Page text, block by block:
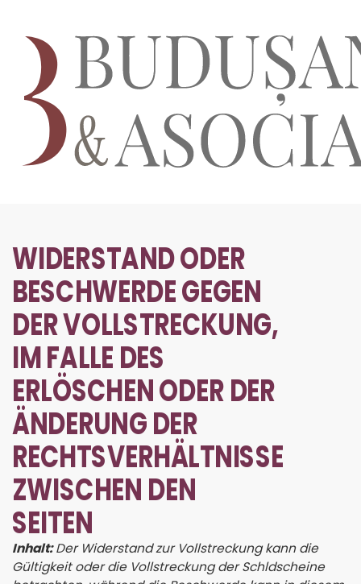
WIDERSTAND ODER
BESCHWERDE GEGEN
DER VOLLSTRECKUNG,
IM FALLE DES
ERLÖSCHEN ODER DER
ÄNDERUNG DER
RECHTSVERHÄLTNISSE
ZWISCHEN DEN
SEITEN
Inhalt:Der Widerstand zur Vollstreckung kann die
Gültigkeit oder die Vollstreckung der Schldscheine